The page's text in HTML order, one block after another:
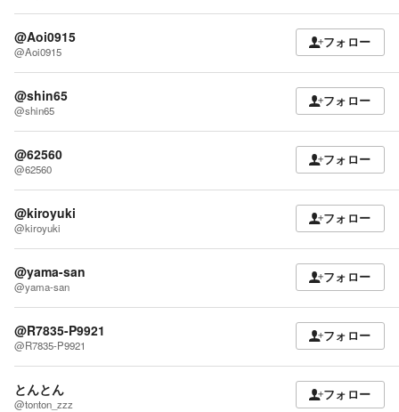
@Aoi0915
@Aoi0915
フォロー
@shin65
@shin65
フォロー
@62560
@62560
フォロー
@kiroyuki
@kiroyuki
フォロー
@yama-san
@yama-san
フォロー
@R7835-P9921
@R7835-P9921
フォロー
とんとん
@tonton_zzz
フォロー